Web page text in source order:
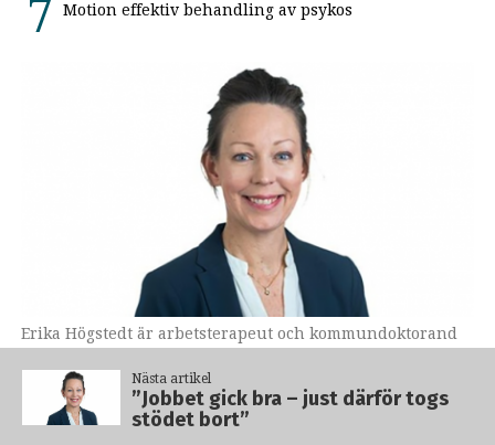
Motion effektiv behandling av psykos
Nästa artikel
”Jobbet gick bra – just därför togs
stödet bort”
Erika Högstedt är arbetsterapeut och kommundoktorand
”Jobbet gick bra – just